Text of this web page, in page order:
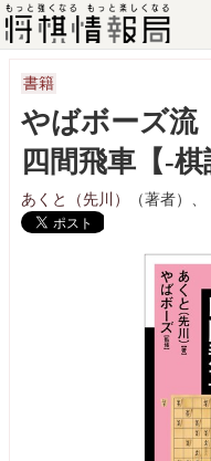
書籍
やばボーズ
四間飛車【-棋
あくと（先川） （著者）、